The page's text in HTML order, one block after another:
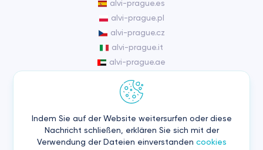
alvi-prague.es
alvi-prague.pl
alvi-prague.cz
alvi-prague.it
alvi-prague.ae
KONTO
Auftragsverlauf
Wunschliste
Indem Sie auf der Website weitersurfen oder diese
Nachricht schließen, erklären Sie sich mit der
Verwendung der Dateien einverstanden cookies